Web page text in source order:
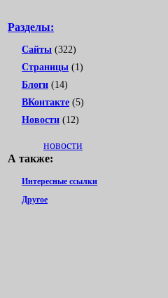
Разделы:
Сайты (322)
Страницы (1)
Блоги (14)
ВКонтакте (5)
Новости (12)
новости
А также:
Интересные ссылки
Другое